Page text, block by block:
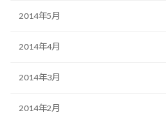
2014年5月
2014年4月
2014年3月
2014年2月